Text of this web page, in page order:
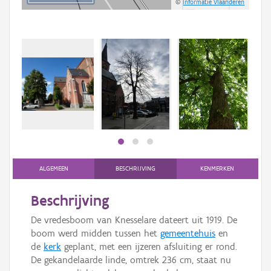
©Informatie Vlaanderen
ALGEMEEN BESCHRIJVING KENMERKEN
Beschrijving
De vredesboom van Knesselare dateert uit 1919. De
boom werd midden tussen het gemeentehuis en
de kerk geplant, met een ijzeren afsluiting er rond.
De gekandelaarde linde, omtrek 236 cm, staat nu